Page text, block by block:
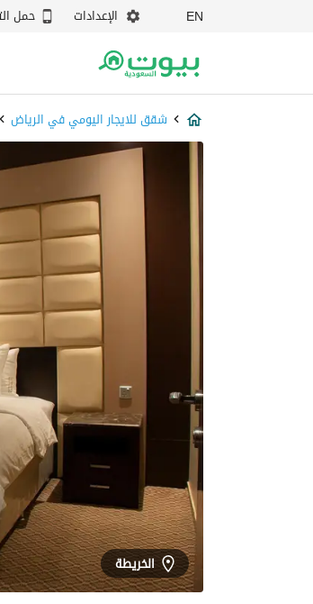
EN الإعدادات حمل
شقق للايجار اليومي في الرياض
الخريطة